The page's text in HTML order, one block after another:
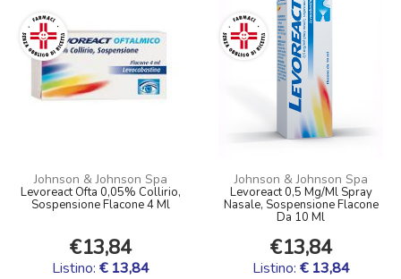
Johnson & Johnson Spa
Levoreact Ofta 0,05% Collirio,
Sospensione Flacone 4 Ml
€13,84
Listino: € 13,84
Johnson & Johnson Spa
Levoreact 0,5 Mg/Ml Spray
Nasale, Sospensione Flacone
Da 10 Ml
€13,84
Listino: € 13,84